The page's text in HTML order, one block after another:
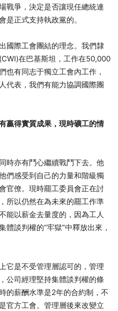
戰爭，決定是否讓現任總統連
是正式支持執政黨的。
國際工會團結的理念。我們隸
在巴基斯坦，工作在50,000
也有同志于獨立工會內工作，
代表，我們有能力協調國際團
贏得實質成果，現時礦工的情
時亦有鬥心繼續戰鬥下去。他
們感受到自己的力量和階級獨
官僚。現時罷工委員會正在討
所以仍然在為未來的罷工作準
能以薪金去量度的，因為工人
談判權的“牢獄”中釋放出來，
它是不受管理層認可的，管理
公司經理堅持集體談判權的條
的薪酬水準是2年的合約制，不
官方工會。管理層後來改變立